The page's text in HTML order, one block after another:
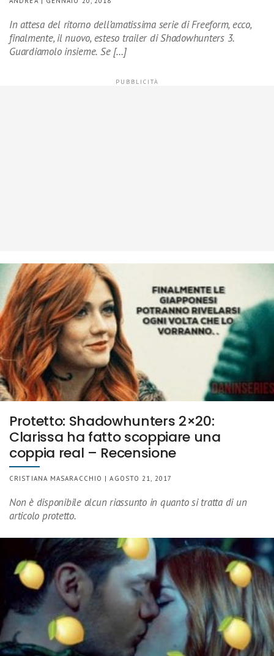
In attesa del ritorno dell’amatissima serie di Freeform, ecco,
finalmente, il nuovo, esteso trailer di Shadowhunters 3.
Guardiamolo insieme. Se […]
Protetto: Shadowhunters 2×20:
Clarissa ha fatto scoppiare una
coppia real – Recensione
CRISTIANA MASARACCHIO | AGOSTO 21, 2017
Non è disponibile alcun riassunto in quanto si tratta di un
articolo protetto.